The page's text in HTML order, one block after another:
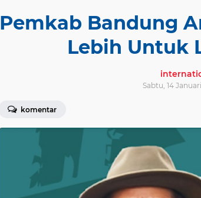
Pemkab Bandung
Lebih Untuk
Sabtu, 14
komentar